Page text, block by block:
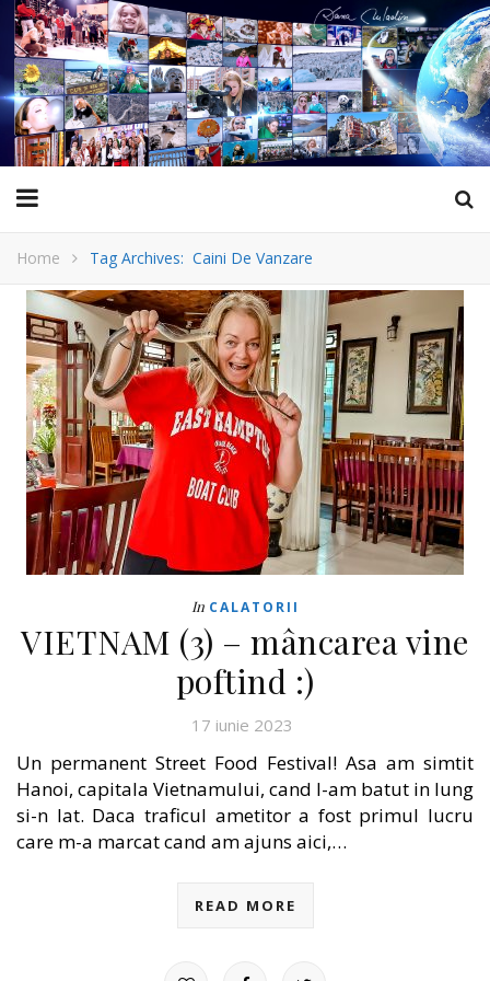
Home Tag Archives: Caini De Vanzare
In CALATORII
VIETNAM (3) – mâncarea vine
poftind :)
17 iunie 2023
Un permanent Street Food Festival! Asa am simtit
Hanoi, capitala Vietnamului, cand l-am batut in lung
si-n lat. Daca traficul ametitor a fost primul lucru
care m-a marcat cand am ajuns aici,…
READ MORE